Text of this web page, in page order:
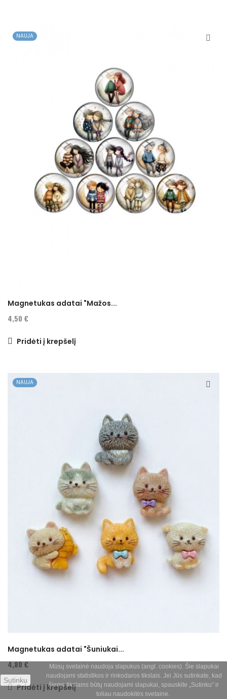
NAUJA
Magnetukas adatai "Mažos...
4,50 €
Pridėti į krepšelį
NAUJA
Magnetukas adatai "Šuniukai...
4,80 €
Pridėti į krepšelį
Sutinku
Mūsų svetainė naudoja slapukus (angl. cookies). Šie slapukai
naudojami statistikos ir rinkodaros tikslais. Jei Jūs sutinkate, kad
šiems tikslams būtų naudojami slapukai, spauskite „Sutinku“ ir
toliau naudokitės svetaine.